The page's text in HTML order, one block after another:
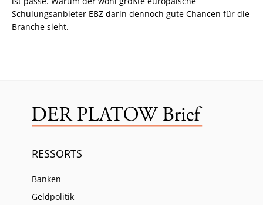
Schulungsanbieter EBZ darin dennoch gute Chancen für die
Branche sieht.
RESSORTS
Banken
Geldpolitik